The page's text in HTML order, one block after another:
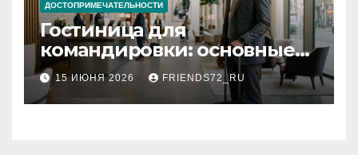
ДОСТОПРИМЕЧАТЕЛЬНОСТИ
Гостиница для
командировки: основные
критерии выбора
15 ИЮНЯ 2026 FRIENDS72_RU